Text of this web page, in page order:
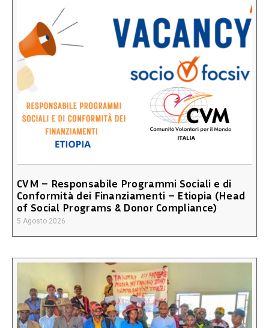
CVM – Responsabile Programmi Sociali e di
Conformità dei Finanziamenti – Etiopia (Head
of Social Programs & Donor Compliance)
5 Agosto 2026